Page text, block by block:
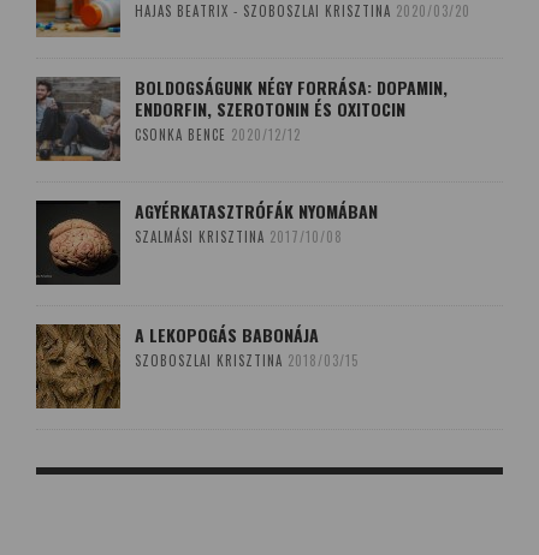
HAJAS BEATRIX - SZOBOSZLAI KRISZTINA 2020/03/20
BOLDOGSÁGUNK NÉGY FORRÁSA: DOPAMIN,
ENDORFIN, SZEROTONIN ÉS OXITOCIN
CSONKA BENCE 2020/12/12
AGYÉRKATASZTRÓFÁK NYOMÁBAN
SZALMÁSI KRISZTINA 2017/10/08
A LEKOPOGÁS BABONÁJA
SZOBOSZLAI KRISZTINA 2018/03/15